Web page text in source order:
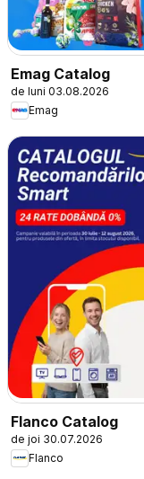
Emag Catalog
de luni 03.08.2026
Emag
Flanco Catalog
de joi 30.07.2026
Flanco